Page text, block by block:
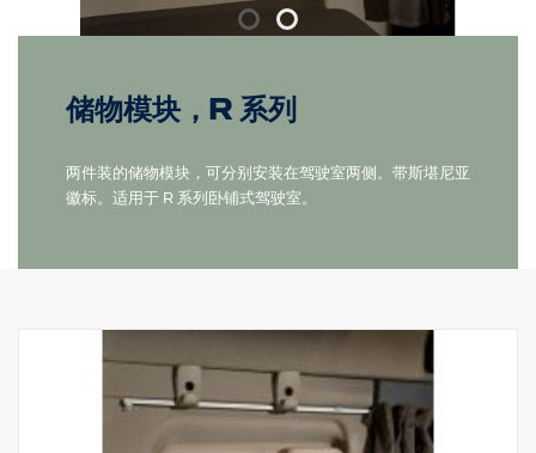
储物模块，R 系列
两件装的储物模块，可分别安装在驾驶室两侧。带斯堪尼亚
徽标。适用于 R 系列卧铺式驾驶室。